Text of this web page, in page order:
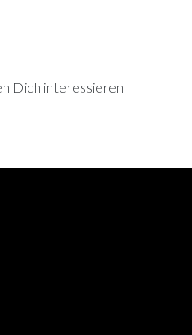
Dich interessieren